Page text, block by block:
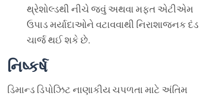
થ્રેશોલ્ડથી નીચે જવું અથવા મફત એટીએમ
ઉપાડ મર્યાદાઓને વટાવવાથી નિરાશાજનક દંડ
ચાર્જ થઈ શકે છે.
નિષ્કર્ષ
ડિમાન્ડ ડિપોઝિટ નાણાકીય ચપળતા માટે અંતિમ